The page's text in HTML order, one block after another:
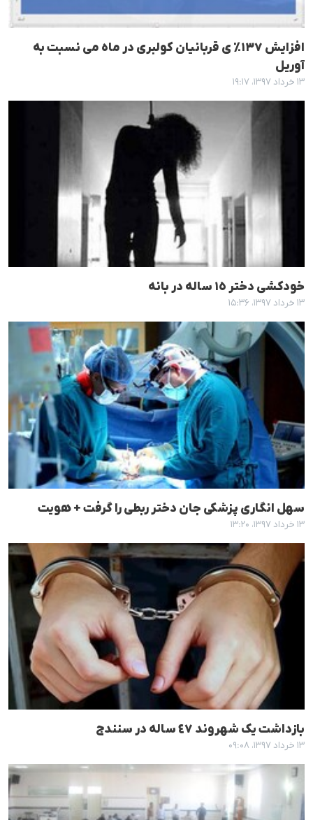
افزایش ١٣٧٪ ی قربانیان کولبری در ماه می نسبت بە
آوریل
۱۳ خرداد ۱۳۹۷، ۱۹:۱۷
خودکشی دختر ١٥ سالە در بانە
۱۳ خرداد ۱۳۹۷، ۱۵:۳۶
سهل انگاری پزشکی جان دختر ربطی را گرفت + هویت
۱۳ خرداد ۱۳۹۷، ۱۳:۲۰
بازداشت یک شهروند ٤٧ سالە در سنندج
۱۳ خرداد ۱۳۹۷، ۰۹:۰۸